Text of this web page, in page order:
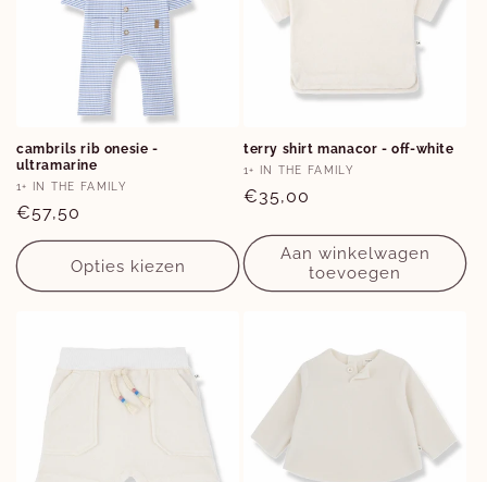
cambrils rib onesie -
ultramarine
Verkoper:
1+ IN THE FAMILY
Normale
prijs
€57,50
Opties kiezen
2Y
terry shirt manacor - off-white
Verkoper:
1+ IN THE FAMILY
Normale
€35,00
Aan winkelwagen
toevoegen